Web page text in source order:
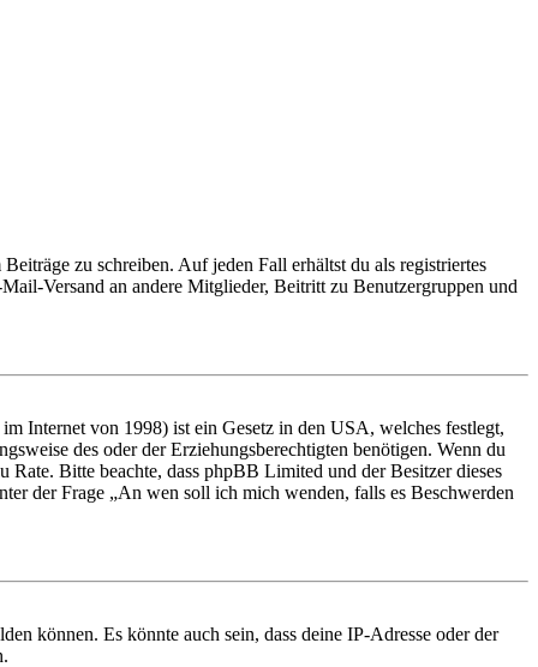
zu schreiben. Auf jeden Fall erhältst du als registriertes
Versand an andere Mitglieder, Beitritt zu Benutzergruppen und
Internet von 1998) ist ein Gesetz in den USA, welches festlegt,
des oder der Erziehungsberechtigten benötigen. Wenn du
Bitte beachte, dass phpBB Limited und der Besitzer dieses
der Frage „An wen soll ich mich wenden, falls es Beschwerden
können. Es könnte auch sein, dass deine IP-Adresse oder der